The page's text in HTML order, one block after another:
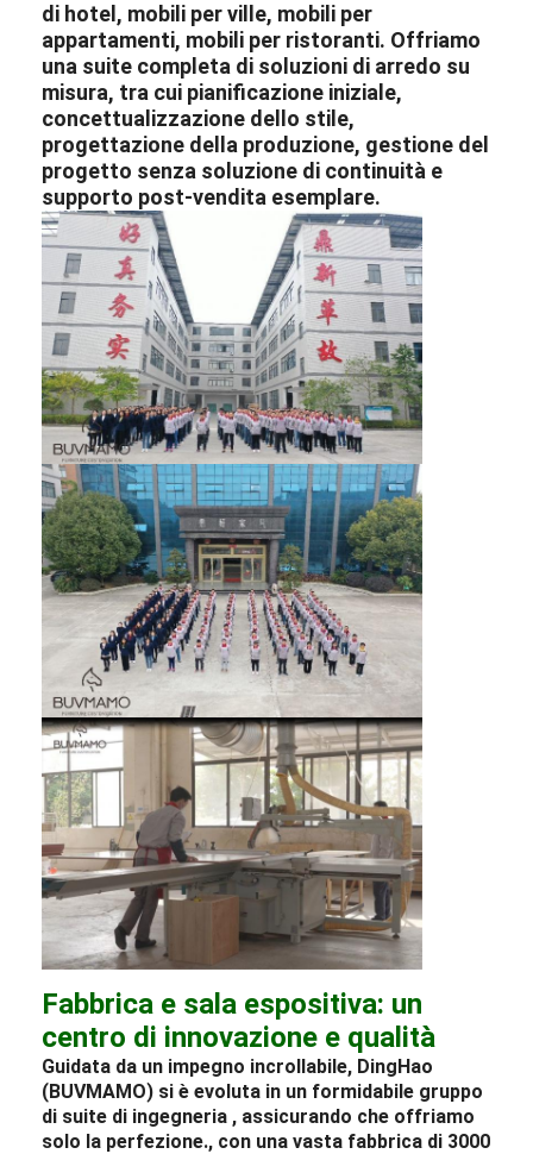
di hotel , mobili per ville, mobili per
appartamenti, mobili per ristoranti. Offriamo
una suite completa di soluzioni di arredo su
misura, tra cui pianificazione iniziale,
concettualizzazione dello stile,
progettazione della produzione, gestione del
progetto senza soluzione di continuità e
supporto post-vendita esemplare.
Fabbrica e sala espositiva: un
centro di innovazione e qualità
Guidata da un impegno incrollabile, DingHao
(BUVMAMO) si è evoluta in un formidabile gruppo
di suite di ingegneria , assicurando che offriamo
solo la perfezione., con una vasta fabbrica di 3000